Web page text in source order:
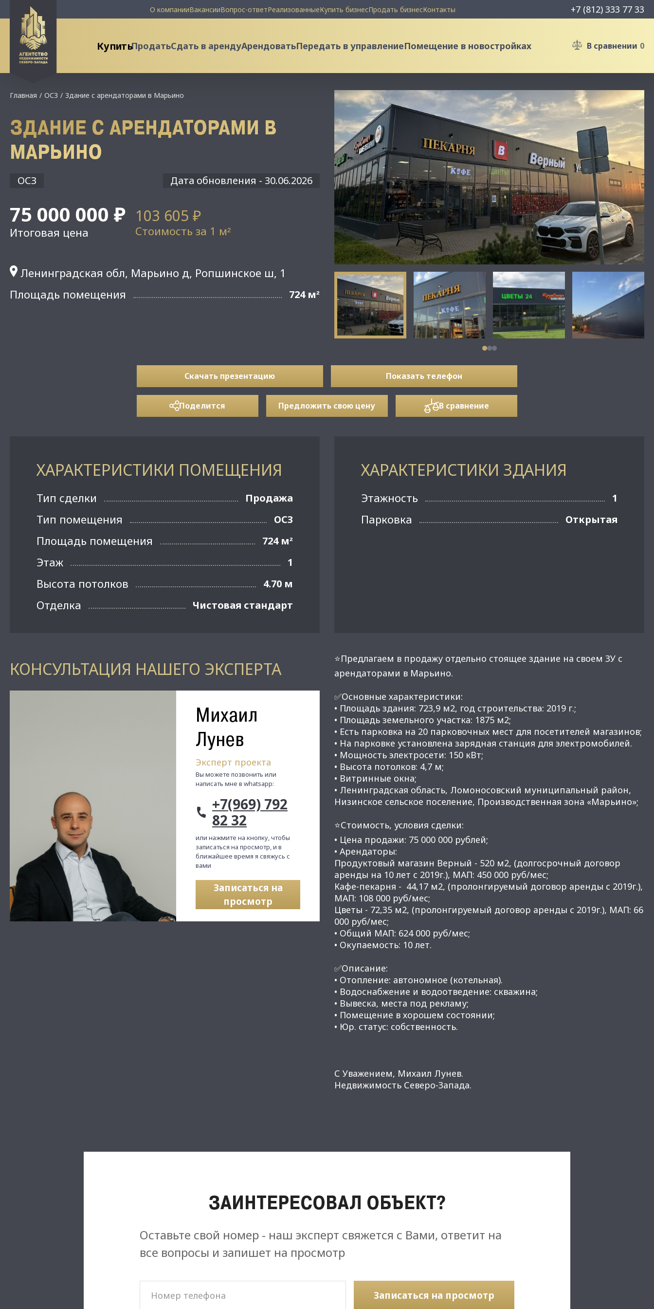
О компанииВакансииВопрос-ответРеализованныеКупить бизнесПродать бизнесКонтакты +7 (812) 333 77 33
КупитьПродатьСдать в арендуАрендоватьПередать в управлениеПомещение в новостройках В сравнении 0
Главная ОСЗ Здание с арендаторами в Марьино
ЗДАНИЕ С АРЕНДАТОРАМИ В
МАРЬИНО
ОСЗ Дата обновления - 30.06.2026
75 000 000 ₽
Итоговая цена
103 605 ₽
Стоимость за 1 м²
Ленинградская обл, Марьино д, Ропшинское ш, 1
Площадь помещения
724 м²
Скачать презентацию Показать телефон
Поделится Предложить свою цену В сравнение
ХАРАКТЕРИСТИКИ ПОМЕЩЕНИЯ
Тип сделки Продажа
Тип помещения ОСЗ
Площадь помещения 724 м²
Этаж 1
Высота потолков 4.70 м
Отделка Чистовая стандарт
ХАРАКТЕРИСТИКИ ЗДАНИЯ
Этажность 1
Парковка Открытая
КОНСУЛЬТАЦИЯ НАШЕГО ЭКСПЕРТА
Михаил
Лунев
Эксперт проекта
Вы можете позвонить или
написать мне в whatsapp:
+7(969) 792
82 32
или нажмите на кнопку, чтобы
записаться на просмотр, и в
ближайшее время я свяжусь с
вами
Записаться на
просмотр
⭐Предлагаем в продажу отдельно стоящее здание на своем ЗУ с
арендаторами в Марьино.
✅Основные характеристики:
• Площадь здания: 723,9 м2, год строительства: 2019 г.;
• Площадь земельного участка: 1875 м2;
• Есть парковка на 20 парковочных мест для посетителей магазинов;
• На парковке установлена зарядная станция для электромобилей.
• Мощность электросети: 150 кВт;
• Высота потолков: 4,7 м;
• Витринные окна;
• Лeнингpaдскaя oблaсть, Ломоноcовcкий муниципaльный рaйон,
Низинское сельское поселение, Производственная зона «Марьино»;
⭐Стоимость, условия сделки:
• Цена продажи: 75 000 000 рублей;
• Арендаторы:
Продуктовый магазин Верный - 520 м2, (долгосрочный договор
аренды на 10 лет с 2019г.), МАП: 450 000 руб/мес;
Кафе-пекарня - 44,17 м2, (пролонгируемый договор аренды с 2019г.),
МАП: 108 000 руб/мес;
Цветы - 72,35 м2, (пролонгируемый договор аренды с 2019г.), МАП: 66
000 руб/мес;
• Общий МАП: 624 000 руб/мес;
​​​​​​​• Окупаемость: 10 лет.
✅Описание:
• Отопление: автономное (котельная).
• Водоснабжение и водоотведение: скважина;
• Вывеска, места под рекламу;
• Помещение в хорошем состоянии;
• Юр. статус: собственность.
С Уважением, Михаил Лунев.
Недвижимость Северо-Запада.
ЗАИНТЕРЕСОВАЛ ОБЪЕКТ?
Оставьте свой номер - наш эксперт свяжется с Вами, ответит на
все вопросы и запишет на просмотр
Записаться на просмотр